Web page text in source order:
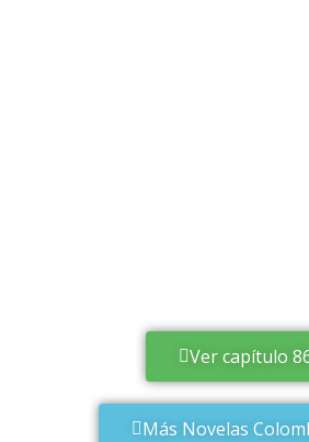
Ver capítulo
Más Novelas